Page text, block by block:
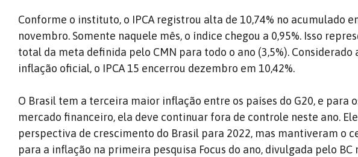
Conforme o instituto, o IPCA registrou alta de 10,74% no acumulado
novembro. Somente naquele mês, o índice chegou a 0,95%. Isso
total da meta definida pelo CMN para todo o ano (3,5%). Considerado
inflação oficial, o IPCA 15 encerrou dezembro em 10,42%.
O Brasil tem a terceira maior inflação entre os países do G20, e para
mercado financeiro, ela deve continuar fora de controle neste ano.
perspectiva de crescimento do Brasil para 2022, mas mantiveram o
para a inflação na primeira pesquisa Focus do ano, divulgada pelo BC